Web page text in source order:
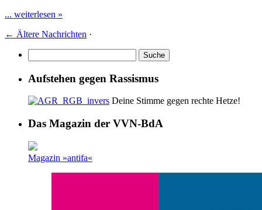
... weiterlesen »
← Ältere Nachrichten ·
Aufstehen gegen Rassismus
Deine Stimme gegen rechte Hetze!
Das Magazin der VVN-BdA
Magazin »antifa«